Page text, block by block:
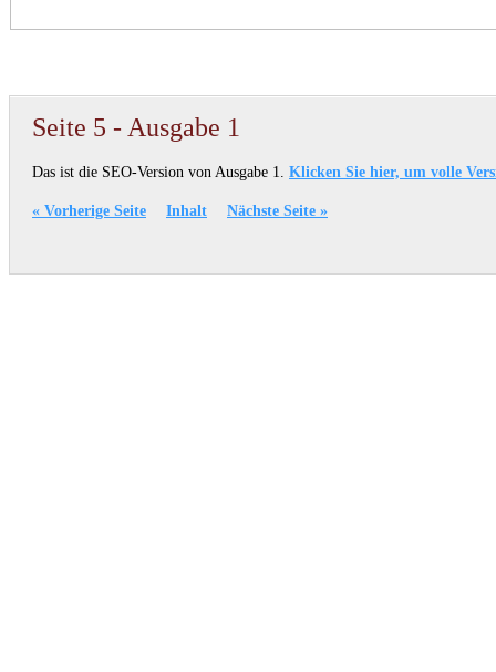
Seite 5 - Ausgabe 1
Das ist die SEO-Version von Ausgabe 1. Klicken Sie hier, um volle
« Vorherige Seite Inhalt Nächste Seite »